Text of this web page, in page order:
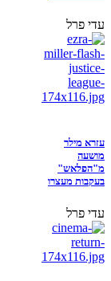
עדי פרל
עזרא מילר
מושעה
מ"הפלאש"
בעקבות מעצרו
עדי פרל